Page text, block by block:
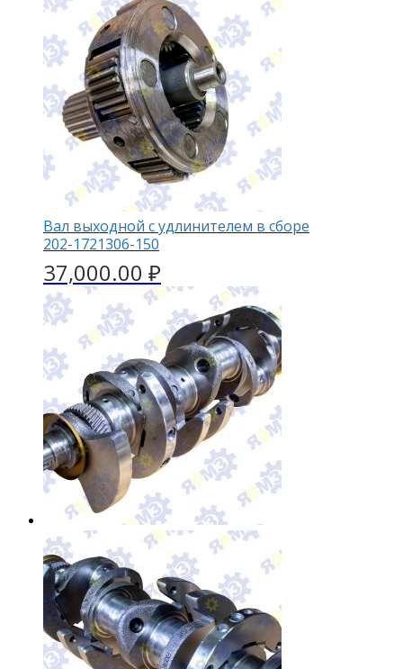
Вал выходной с удлинителем в сборе
202-1721306-150
37,000.00 ₽